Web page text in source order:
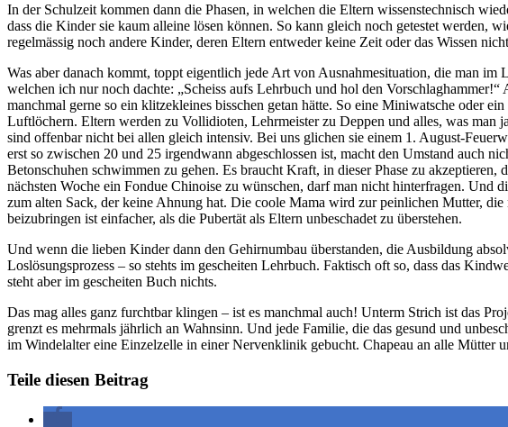
In der Schulzeit kommen dann die Phasen, in welchen die Eltern wissenstechnisch
dass die Kinder sie kaum alleine lösen können. So kann gleich noch getestet
regelmässig noch andere Kinder, deren Eltern entweder keine Zeit oder das Wissen
Was aber danach kommt, toppt eigentlich jede Art von Ausnahmesituation, die man
welchen ich nur noch dachte: „Scheiss aufs Lehrbuch und hol den
manchmal gerne so ein klitzekleines bisschen getan hätte. So eine Miniwatsche oder
Luftlöchern. Eltern werden zu Vollidioten, Lehrmeister zu Deppen und alles, was
sind offenbar nicht bei allen gleich intensiv. Bei uns glichen sie einem 1. August-
erst so zwischen 20 und 25 irgendwann abgeschlossen ist, macht den Umstand auch
Betonschuhen schwimmen zu gehen. Es braucht Kraft, in dieser Phase zu
nächsten Woche ein Fondue Chinoise zu wünschen, darf man nicht hinterfragen. Und
zum alten Sack, der keine Ahnung hat. Die coole Mama wird zur peinlichen Mutter,
beizubringen ist einfacher, als die Pubertät als Eltern unbeschadet zu überstehen.
Und wenn die lieben Kinder dann den Gehirnumbau überstanden, die Ausbildung
Loslösungsprozess – so stehts im gescheiten Lehrbuch. Faktisch oft so, dass das
steht aber im gescheiten Buch nichts.
Das mag alles ganz furchtbar klingen – ist es manchmal auch! Unterm Strich ist das
grenzt es mehrmals jährlich an Wahnsinn. Und jede Familie, die das gesund und
im Windelalter eine Einzelzelle in einer Nervenklinik gebucht. Chapeau an alle Mütter
Teile diesen Beitrag